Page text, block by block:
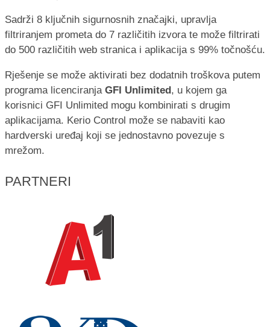
Sadrži 8 ključnih sigurnosnih značajki, upravlja
filtriranjem prometa do 7 različitih izvora te može filtrirati
do 500 različitih web stranica i aplikacija s 99% točnošću.
Rješenje se može aktivirati bez dodatnih troškova putem
programa licenciranja GFI Unlimited, u kojem ga
korisnici GFI Unlimited mogu kombinirati s drugim
aplikacijama. Kerio Control može se nabaviti kao
hardverski uređaj koji se jednostavno povezuje s
mrežom.
PARTNERI